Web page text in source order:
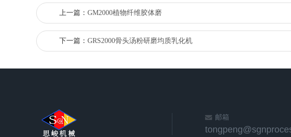
上一篇： GM2000植物纤维胶体磨
下一篇： GRS2000骨头汤粉研磨均质乳化机
邮箱